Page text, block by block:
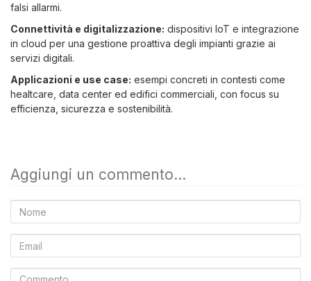
falsi allarmi.
Connettività e digitalizzazione: dispositivi IoT e integrazione
in cloud per una gestione proattiva degli impianti grazie ai
servizi digitali.
Applicazioni e use case: esempi concreti in contesti come
healtcare, data center ed edifici commerciali, con focus su
efficienza, sicurezza e sostenibilità.
Aggiungi un commento...
Nome
Email
Commento